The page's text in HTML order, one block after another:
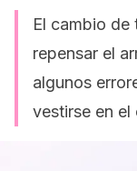
El cambio de
repensar el
algunos
vestirse en el